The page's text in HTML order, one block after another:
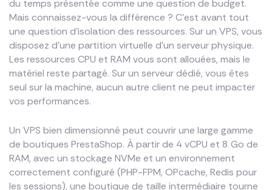
du temps présentée comme une question de budget.
Mais connaissez-vous la différence ? C’est avant tout
une question d’isolation des ressources. Sur un VPS, vous
disposez d’une partition virtuelle d’un serveur physique.
Les ressources CPU et RAM vous sont allouées, mais le
matériel reste partagé. Sur un serveur dédié, vous êtes
seul sur la machine, aucun autre client ne peut impacter
vos performances.
Un VPS bien dimensionné peut couvrir une large gamme
de boutiques PrestaShop. À partir de 4 vCPU et 8 Go de
RAM, avec un stockage NVMe et un environnement
correctement configuré (PHP-FPM, OPcache, Redis pour
les sessions), une boutique de taille intermédiaire tourne